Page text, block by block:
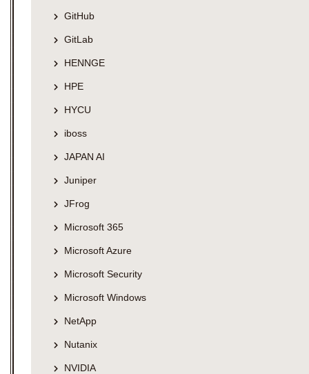
GitHub
GitLab
HENNGE
HPE
HYCU
iboss
JAPAN AI
Juniper
JFrog
Microsoft 365
Microsoft Azure
Microsoft Security
Microsoft Windows
NetApp
Nutanix
NVIDIA